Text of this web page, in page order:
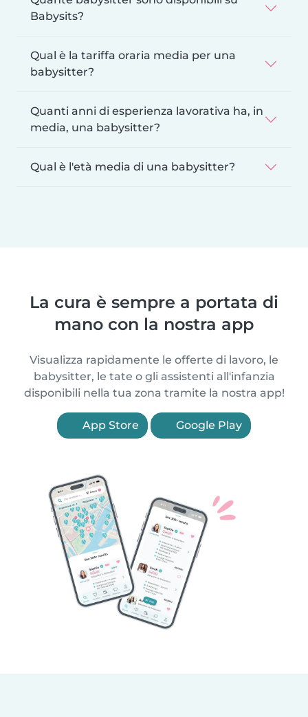
Babysits?
Qual è la tariffa oraria media per una
babysitter?
Quanti anni di esperienza lavorativa ha, in
media, una babysitter?
Qual è l'età media di una babysitter?
La cura è sempre a portata di
mano con la nostra app
Visualizza rapidamente le offerte di lavoro, le
babysitter, le tate o gli assistenti all'infanzia
disponibili nella tua zona tramite la nostra app!
App Store Google Play